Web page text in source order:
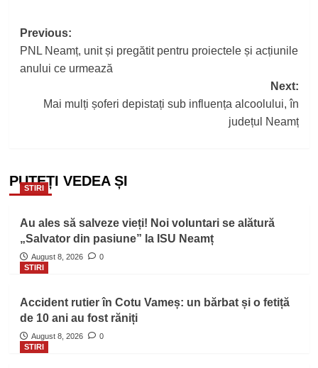
Post
navigation
Previous:
PNL Neamț, unit și pregătit pentru proiectele și acțiunile
anului ce urmează
Next:
Mai mulți șoferi depistați sub influența alcoolului, în
județul Neamț
PUTEȚI VEDEA ȘI
STIRI
Au ales să salveze vieți! Noi voluntari se alătură
„Salvator din pasiune” la ISU Neamț
August 8, 2026
0
STIRI
Accident rutier în Cotu Vameș: un bărbat și o fetiță
de 10 ani au fost răniți
August 8, 2026
0
STIRI